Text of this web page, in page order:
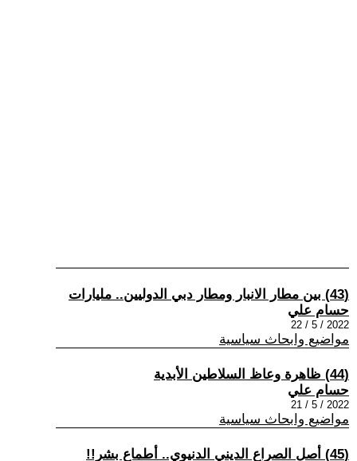
(43) بين مطار الانبار ومطار دبي الدوليين.. مليارات
حسام علي
2022 / 5 / 22
مواضيع وابحاث سياسية
(44) ظاهرة وعاظ السلاطين الأبدية
حسام علي
2022 / 5 / 21
مواضيع وابحاث سياسية
(45) أصل الصراع الديني الدنيوي.. أطماع بشر!!